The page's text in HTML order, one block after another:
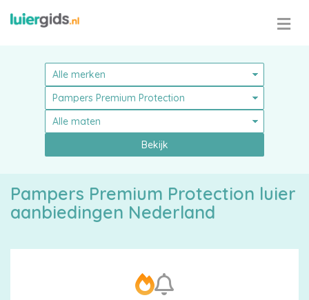
Pampers
Bekijk
Pampers Premium Protection luier
aanbiedingen Nederland